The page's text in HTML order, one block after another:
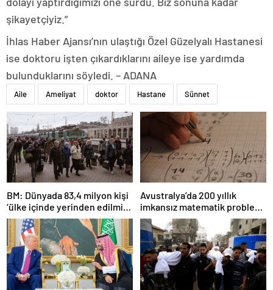
şikayetçiyiz.”
İhlas Haber Ajansı’nın ulaştığı Özel Güzelyalı Hastanesi
ise doktoru işten çıkardıklarını aileye ise yardımda
bulunduklarını söyledi. – ADANA
Aile Ameliyat doktor Hastane Sünnet
BM: Dünyada 83,4 milyon kişi
‘ülke içinde yerinden edilmiş’
olarak yaşıyor
Avustralya’da 200 yıllık
imkansız matematik problemi
çözüldü